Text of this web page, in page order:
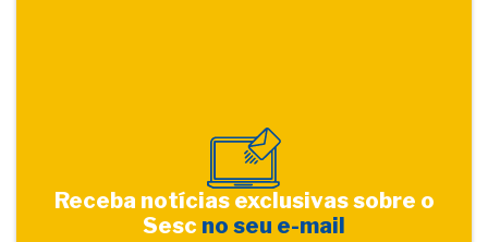
Receba notícias exclusivas sobre o
Sesc no seu e-mail